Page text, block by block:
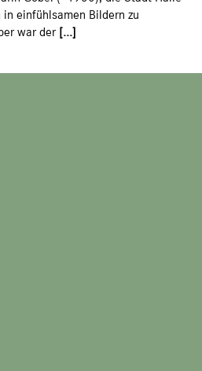
einfühlsamen Bildern zu
war der [...]